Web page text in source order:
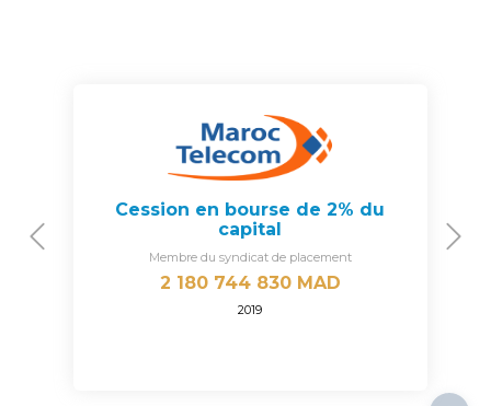
Cession en bourse de 2% du
capital
Membre du syndicat de placement
2 180 744 830 MAD
2019
Previous